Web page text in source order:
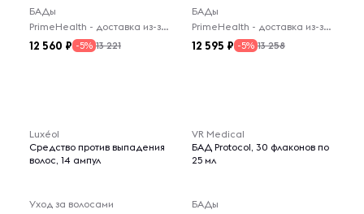
БАДы
PrimeHealth - доставка из-за рубежа
12 560 -5% 13 221
БАДы
PrimeHealth - доставка из-за рубежа
12 595 -5% 13 258
Luxéol
Средство против выпадения
волос, 14 ампул
Уход за волосами
VR Medical
БАД Protocol, 30 флаконов по
25 мл
БАДы